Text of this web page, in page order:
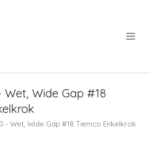
Wet, Wide Gap #18
- Wet, Wide Gap #18 Tiemco Enkelkrok